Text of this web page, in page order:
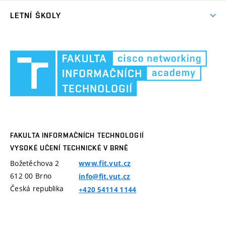
Software v laboratořích
LETNÍ ŠKOLY
Information Security Summer School 2017
Archiv letních škol
Kurzy letních škol
FAKULTA INFORMAČNÍCH TECHNOLOGIÍ
VYSOKÉ UČENÍ TECHNICKÉ V BRNĚ
Božetěchova 2
612 00 Brno
Česká republika
www.fit.vut.cz
info@fit.vut.cz
+420 54114 1144